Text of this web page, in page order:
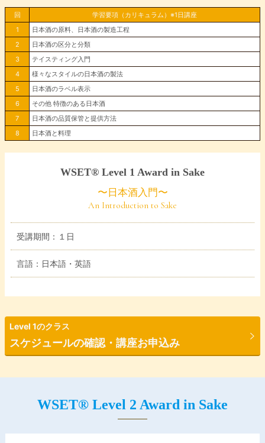
回
学習要項（カリキュラム）※1日講座
1
日本酒の原料、日本酒の製造工程
2
日本酒の区分と分類
3
テイスティング入門
4
様々なスタイルの日本酒の製法
5
日本酒のラベル表示
6
その他 特徴のある日本酒
7
日本酒の品質保管と提供方法
8
日本酒と料理
WSET® Level 1 Award in Sake
〜日本酒入門〜
An Introduction to Sake
受講期間：１日
言語：日本語・英語
Level 1のクラス
スケジュールの確認・講座お申込み
WSET® Level 2 Award in Sake